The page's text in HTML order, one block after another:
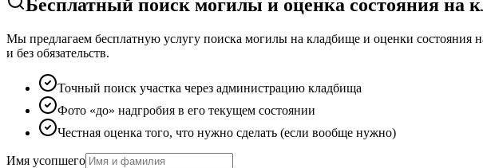
Бесплатный поиск могилы и оценка состояния на
Мы предлагаем бесплатную услугу поиска могилы на кладбище и оценки
и без обязательств.
Точный поиск участка через администрацию кладбища
Фото «до» надгробия в его текущем состоянии
Честная оценка того, что нужно сделать (если вообще нужно)
Имя усопшего